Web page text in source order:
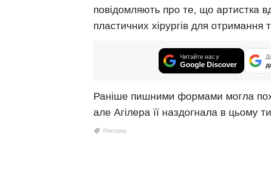
повідомляють про те, що артистка
пластичних хірургів для отримання
Читайте нас у
Google Discover
Раніше пишними формами могла
але Агілера її наздогнала в цьому